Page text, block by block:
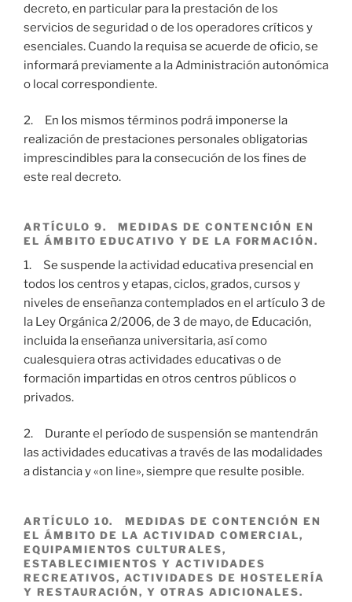
decreto, en particular para la prestación de los
servicios de seguridad o de los operadores críticos y
esenciales. Cuando la requisa se acuerde de oficio, se
informará previamente a la Administración autonómica
o local correspondiente.
2. En los mismos términos podrá imponerse la
realización de prestaciones personales obligatorias
imprescindibles para la consecución de los fines de
este real decreto.
ARTÍCULO 9. MEDIDAS DE CONTENCIÓN EN
EL ÁMBITO EDUCATIVO Y DE LA FORMACIÓN.
1. Se suspende la actividad educativa presencial en
todos los centros y etapas, ciclos, grados, cursos y
niveles de enseñanza contemplados en el artículo 3 de
la Ley Orgánica 2/2006, de 3 de mayo, de Educación,
incluida la enseñanza universitaria, así como
cualesquiera otras actividades educativas o de
formación impartidas en otros centros públicos o
privados.
2. Durante el período de suspensión se mantendrán
las actividades educativas a través de las modalidades
a distancia y «on line», siempre que resulte posible.
ARTÍCULO 10. MEDIDAS DE CONTENCIÓN EN
EL ÁMBITO DE LA ACTIVIDAD COMERCIAL,
EQUIPAMIENTOS CULTURALES,
ESTABLECIMIENTOS Y ACTIVIDADES
RECREATIVOS, ACTIVIDADES DE HOSTELERÍA
Y RESTAURACIÓN, Y OTRAS ADICIONALES.